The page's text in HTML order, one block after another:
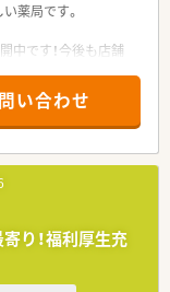
薬局です。
中です！今後も店舗
アと広い店舗が自慢
い合わせ
寄り！福利厚生充